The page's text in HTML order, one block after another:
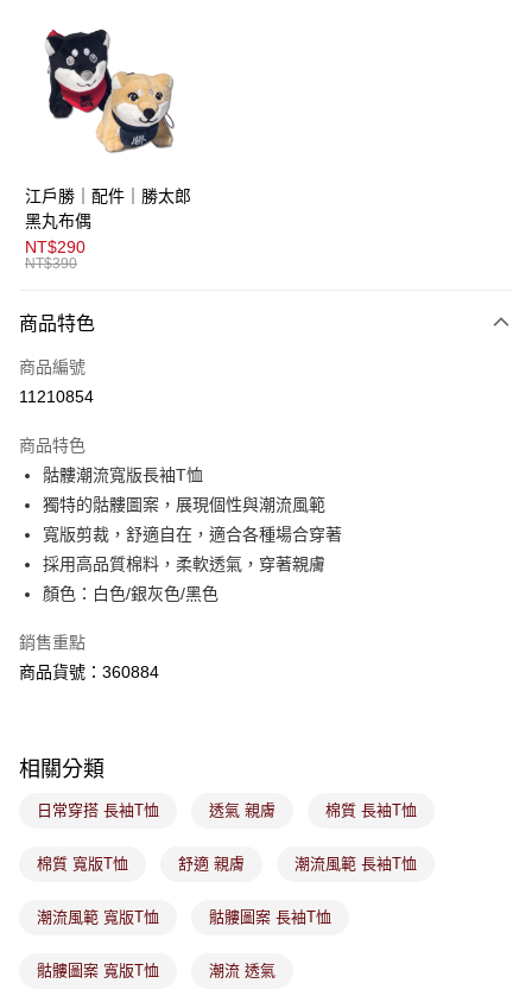
LINE Pay
AFTEE先享後付
【關於「AFTEE先享後付」】
便利好安心！
１．簡單：不需註冊會員、不需綁卡、不需儲值。
２．便利：只要手機號碼，簡訊認證，即可結帳。
３．安心：先確認商品／服務後，再付款。
１．於結帳方式選擇「AFTEE先享後付」後，將跳轉至「AFTEE先享後付」
２．訂單成立數日內，您將收到繳費通知簡訊。
３．收到繳費通知簡訊後14天內，點擊此簡訊中的連結，可透過四大超商／
購買商品的店家。未經商家同意取消之訂單仍視為有效，需透過AFTEE先享
後付繳納相關費用。
※ 交易是否成功請以「AFTEE先享後付 」之結帳頁面顯示為準，若有關於
是否繳費成功／繳費後需取消欲退款等相關疑問，請聯繫「AFTEE先享後付
客戶支援中心」https://netprotections.freshdesk.com/support/home
１．透過由恩沛科技股份有限公司提供之「AFTEE先享後付」服務完成之交
權轉讓予恩沛科技股份有限公司。
２．關於個人資料處理事宜，請瀏覽以下網址：
４．使用「AFTEE先享後付」時，將依據個別帳號之用戶狀況，依本公司即
請求用戶進行身份認證。
恩沛科技股份有限公司將有權停止該用戶之使用額度並採取法律行動。
運送方式
全家取貨付款
免運費
免運費
付款後萊爾富取貨
免運費
7-11取貨付款
免運費
付款後7-11取貨
免運費
免運費
付款後門市取貨
江戶勝｜配件｜勝太郎
黑丸布偶
NT$290
NT$390
商品特色
商品編號
11210854
商品特色
骷髏潮流寬版長袖T恤
獨特的骷髏圖案，展現個性與潮流風範
寬版剪裁，舒適自在，適合各種場合穿著
採用高品質棉料，柔軟透氣，穿著親膚
顏色：白色/銀灰色/黑色
銷售重點
商品貨號：360884
相關分類
日常穿搭 長袖T恤 透氣 親膚 棉質 長袖T恤
棉質 寬版T恤 舒適 親膚 潮流風範 長袖T恤
潮流風範 寬版T恤 骷髏圖案 長袖T恤
骷髏圖案 寬版T恤 潮流 透氣